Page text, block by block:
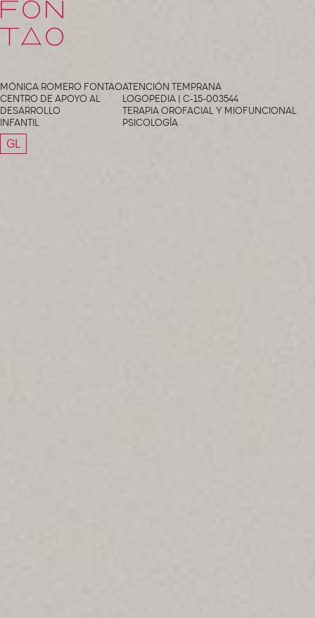
SCMS
MÓNICA ROMERO FONTAO
CENTRO DE APOYO AL
DESARROLLO
INFANTIL
ATENCIÓN TEMPRANA
LOGOPEDIA | C-15-003544
TERAPIA OROFACIAL Y MIOFUNCIONAL
PSICOLOGÍA
GL